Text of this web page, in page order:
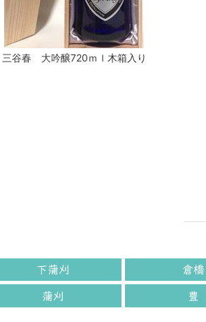
三谷春 大吟醸720ｍｌ木箱入り
下蒲刈 倉橋
蒲刈 豊